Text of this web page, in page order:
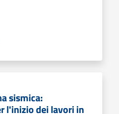
sismica:
l'inizio dei lavori in